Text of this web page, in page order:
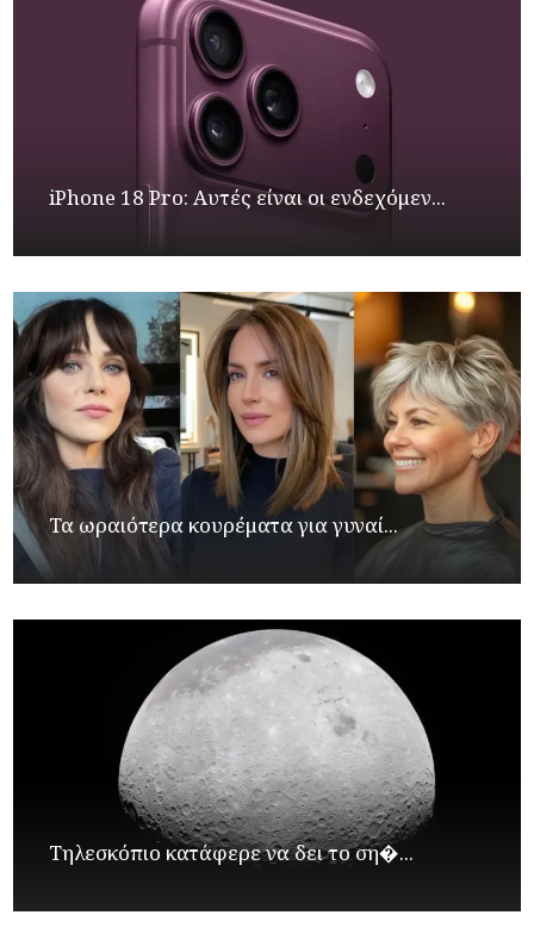
iPhone 18 Pro: Αυτές είναι οι ενδεχόμεν...
Τα ωραιότερα κουρέματα για γυναί...
Τηλεσκόπιο κατάφερε να δει το ση�...